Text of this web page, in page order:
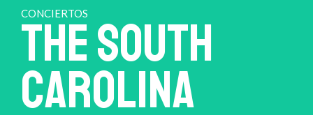
CONCIERTOS
THE SOUTH
CAROLINA